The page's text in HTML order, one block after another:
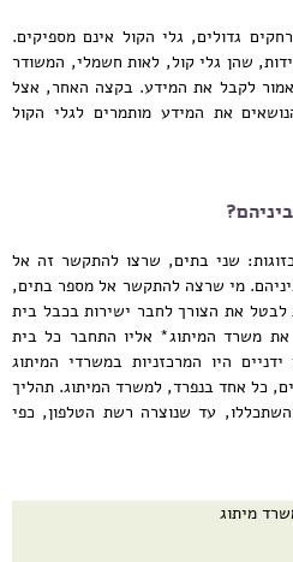
גדולים, גלי הקול אינם מספיקים.
שהן גלי קול, לאות חשמלי, המשודר
לקבל את המידע. בקצה האחר, אצל
את המידע מותמרים לגלי הקול
שני בתים, שרצו להתקשר זה אל
מי שרצה להתקשר אל מספר בתים,
את הצורך לחבר ישירות בכבל בית
משרד המיתוג* אליו התחבר כל בית
היו המרכזניות במשרדי המיתוג
כל אחד בנפרד, למשרד המיתוג. תהליך
עד שנוצרה רשת הטלפון, כפי